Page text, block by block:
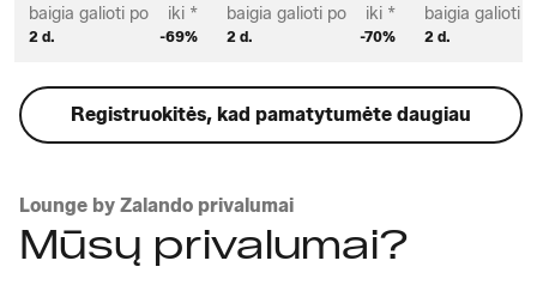
baigia galioti po
2 d.
iki *
-69%
baigia galioti po
2 d.
iki *
-70%
baigia galioti
2 d.
Registruokitės, kad pamatytumėte daugiau
Lounge by Zalando privalumai
Mūsų privalumai?